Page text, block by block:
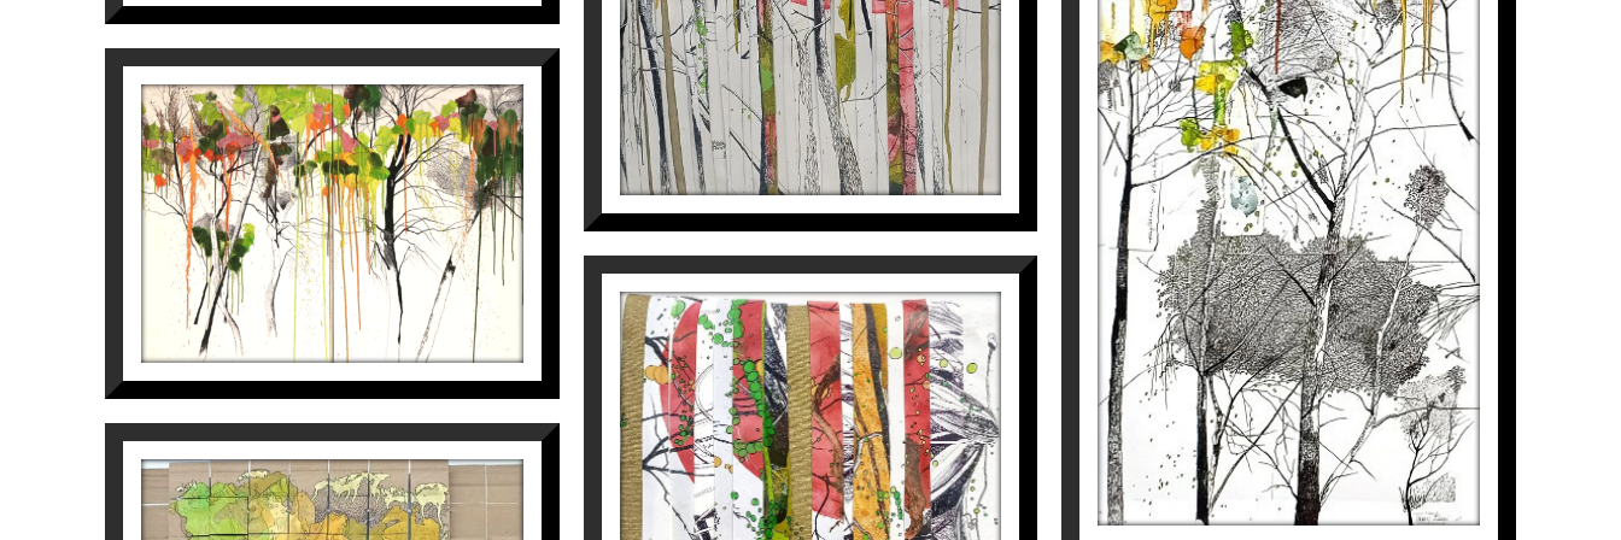
OBRA
Coherent en el seu treball i conceptualització, concep l’art com una necessitat d’expressar les seves emocions i sentiments. Com una
plataforma des d’on dialogar sobre la consciència actual. Amb la convicció que l’art i la natura estan units per llaços indestructibles, la
seva filosofia de treball ret homenatge a la importància de la senzillesa, l’orgànic, el natural i, sobretot, l’autèntic.
Tatiana Blanqué també ens diu:
“La natura, que és directament part de la meva vida, m’ofereix l’oportunitat d’entrar en els meus pensaments. La seva puresa, la seva
nuesa, la seva diversitat, el seu desordenat ordre, el seu silenci semi-sorollòs, la seva sensació de solitud col·lectiva, les seves llums i les
seves ombres … Tot això, en contrast amb el intemporal llenç en blanc, explicant el que cadascú vulgui llegir . Conjunts personals,
veritables, silenciosos, meus i teus”.
L’arbre i la terra que trepitgem, en un context sense límit temporal, defineixen el treball actual de Tatiana Blanqué i transmeten la seva
inquietud per evitar que el paisatge natural desaparegui. El projecte artístic de la Tatiana Blanqué, adquireix d’aquesta manera, el
caràcter d’ideari reivindicatiu: “l’hàbitat natural ha de seguir guiant-nos i acompanyant-nos, no podem deixar que es quedi enrere a
CONCURSOS I SELECCIONS
1ª SINFONIA NATURA
Tatiana Blanqué
5.000€
INTERFERENCIAS PEQUEÑAS
VI
Tatiana Blanqué
1.000€
UN TESORO DESPLEGABLE I
Tatiana Blanqué
1.800€